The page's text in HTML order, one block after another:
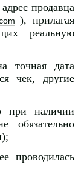
продавца
), прилагая
реальную
точная дата
чек, другие
при наличии
обязательно
проводилась